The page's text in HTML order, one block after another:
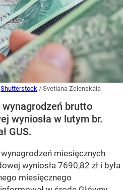
Shutterstock / Svetlana Zelenskaia
brutto
wyniosła w lutym br.
GUS.
miesięcznych
wyniosła 7690,82 zł i była
miesięcznego